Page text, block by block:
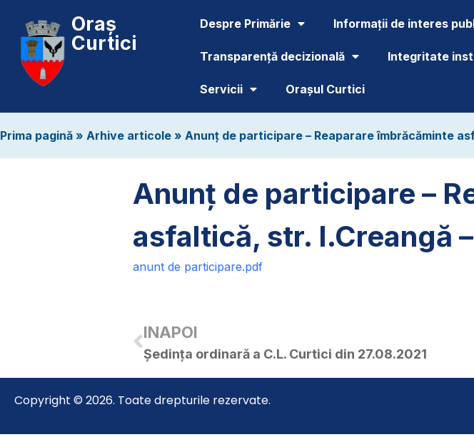
Oraș
Curtici
Despre Primărie Informații de interes
Transparență decizională Integritate
Servicii Orașul Curtici
Prima pagină » Arhive articole » Anunț de participare – Reaparare îmbrăcăminte
Anunț de participare –
asfaltică, str. I.Creangă
anunt de participare.pdf
INAPOI
Ședința ordinară a C.L. Curtici din 27.08.2021
Copyright © 2026. Toate drepturile rezervate.